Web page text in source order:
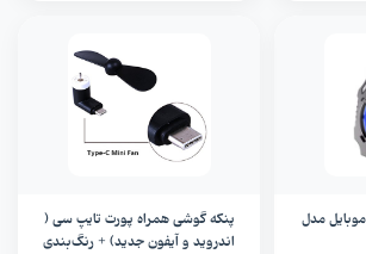
گوشی موبایل مدل
پنکه گوشی همراه پورت تایپ سی (
اندروید و آیفون جدید) + رنگ‌بندی